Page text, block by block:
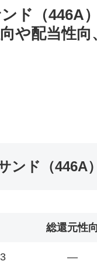
ド（446A
や配当性
ンド（446A
総還元性向
―